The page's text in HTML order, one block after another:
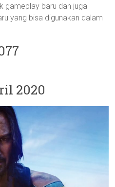
gameplay baru dan juga
yang bisa digunakan dalam
2020